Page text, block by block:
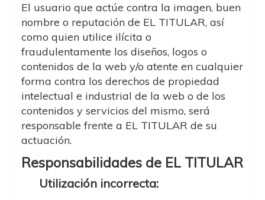
El usuario que actúe contra la imagen, buen
nombre o reputación de EL TITULAR, así
como quien utilice ilícita o
fraudulentamente los diseños, logos o
contenidos de la web y/o atente en cualquier
forma contra los derechos de propiedad
intelectual e industrial de la web o de los
contenidos y servicios del mismo, será
responsable frente a EL TITULAR de su
actuación.
Responsabilidades de EL TITULAR
Utilización incorrecta: